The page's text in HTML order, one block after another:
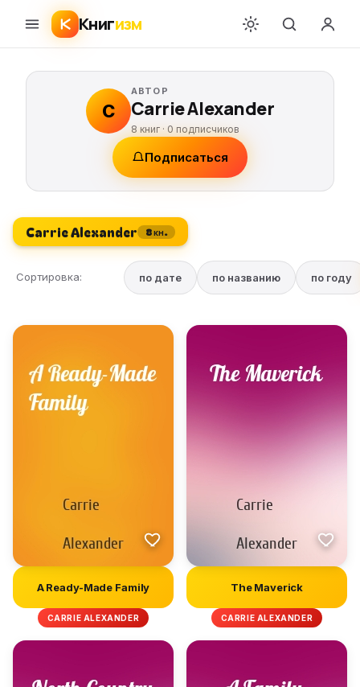
Книгизм
C
АВТОР
Carrie Alexander
8 книг · 0 подписчиков
Подписаться
Carrie Alexander 8 кн.
Сортировка: по дате по названию по году
A Ready-Made Family
CARRIE ALEXANDER
The Maverick
CARRIE ALEXANDER